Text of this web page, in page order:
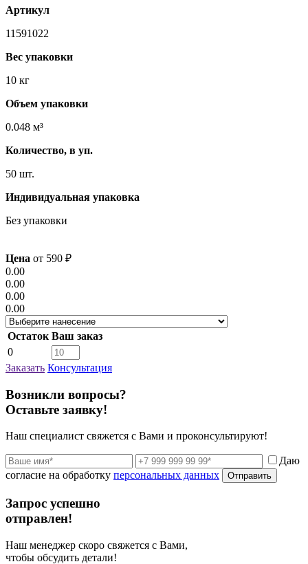
Артикул
11591022
Вес упаковки
10 кг
Объем упаковки
0.048 м³
Количество, в уп.
50 шт.
Индивидуальная упаковка
Без упаковки
Цена от 590 ₽
0.00
0.00
0.00
0.00
Остаток Ваш заказ
0
Заказать Консультация
Возникли вопросы?
Оставьте заявку!
Наш специалист свяжется с Вами и проконсультируют!
Даю
согласие на обработку персональных данных Отправить
Запрос успешно
отправлен!
Наш менеджер скоро свяжется с Вами,
чтобы обсудить детали!